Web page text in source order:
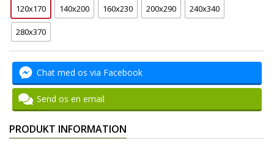
120x170 140x200 160x230 200x290 240x340
280x370
Chat med os via Facebook
Send os en email
PRODUKT INFORMATION